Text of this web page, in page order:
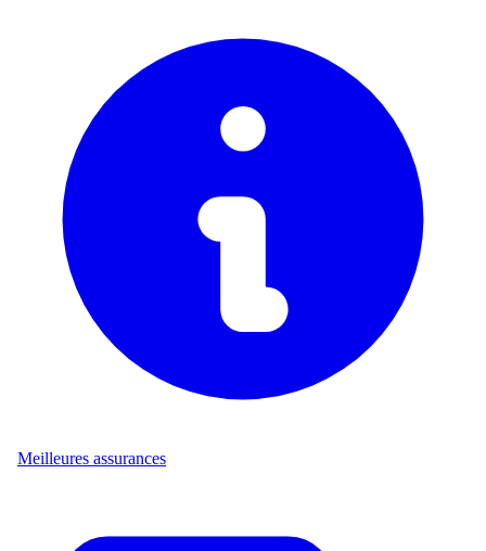
Meilleures assurances